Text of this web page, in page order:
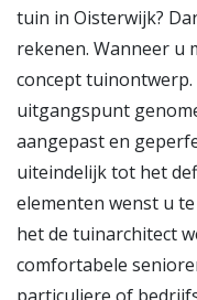
tuin in Oisterwijk?
rekenen. Wanneer u
concept
uitgangspunt
aangepast en
uiteindelijk tot het
elementen wenst u
het de tuinarchitect
comfortabele